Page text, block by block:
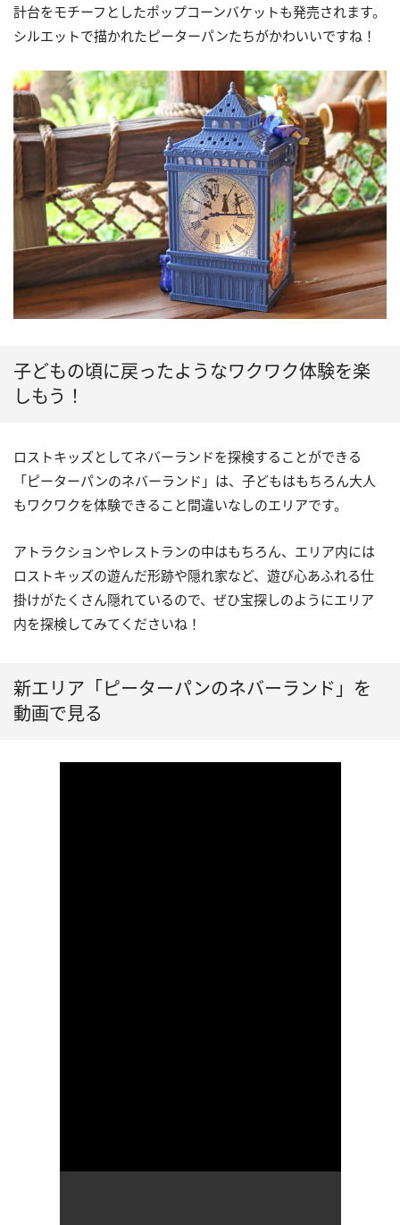
計台をモチーフとしたポップコーンバケットも発売されます。
シルエットで描かれたピーターパンたちがかわいいですね！
子どもの頃に戻ったようなワクワク体験を楽
しもう！
ロストキッズとしてネバーランドを探検することができる
「ピーターパンのネバーランド」は、子どもはもちろん大人
もワクワクを体験できること間違いなしのエリアです。
アトラクションやレストランの中はもちろん、エリア内には
ロストキッズの遊んだ形跡や隠れ家など、遊び心あふれる仕
掛けがたくさん隠れているので、ぜひ宝探しのようにエリア
内を探検してみてくださいね！
新エリア「ピーターパンのネバーランド」を
動画で見る